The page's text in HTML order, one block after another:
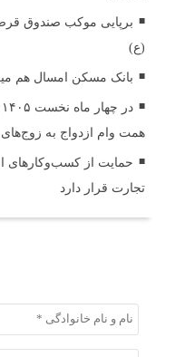
برپایی موکب صندوق
(ع)
بانک مسکن امسال هم
همت وام ازدواج به
حمایت از کسب‌وکارهای
تجارت قرار دارد